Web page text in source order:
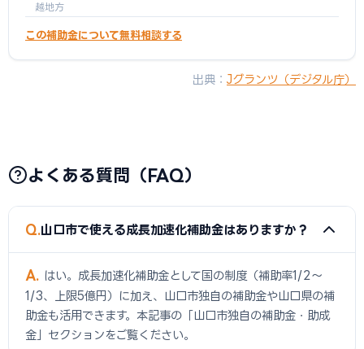
越地方
この補助金について無料相談する
出典： Jグランツ（デジタル庁）
よくある質問（FAQ）
Q 山口市で使える成長加速化補助金はありますか？
A
はい。成長加速化補助金として国の制度（補助率1/2〜
1/3、上限5億円）に加え、山口市独自の補助金や山口県の補
助金も活用できます。本記事の「山口市独自の補助金・助成
金」セクションをご覧ください。